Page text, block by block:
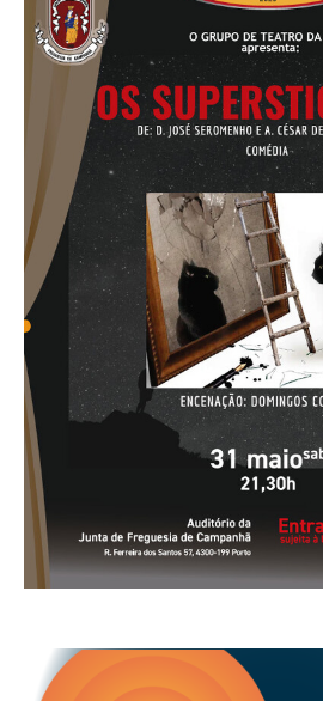
VENDA AMBULANTE
EMPREGO (GIP)
O GABINETE
APOIO AOS DESEMPREGADOS
APOIO ÀS EMPRESAS
OFERTAS DE EMPREGO
CONTACTO E HORÁRIO GIP
CONTACTOS